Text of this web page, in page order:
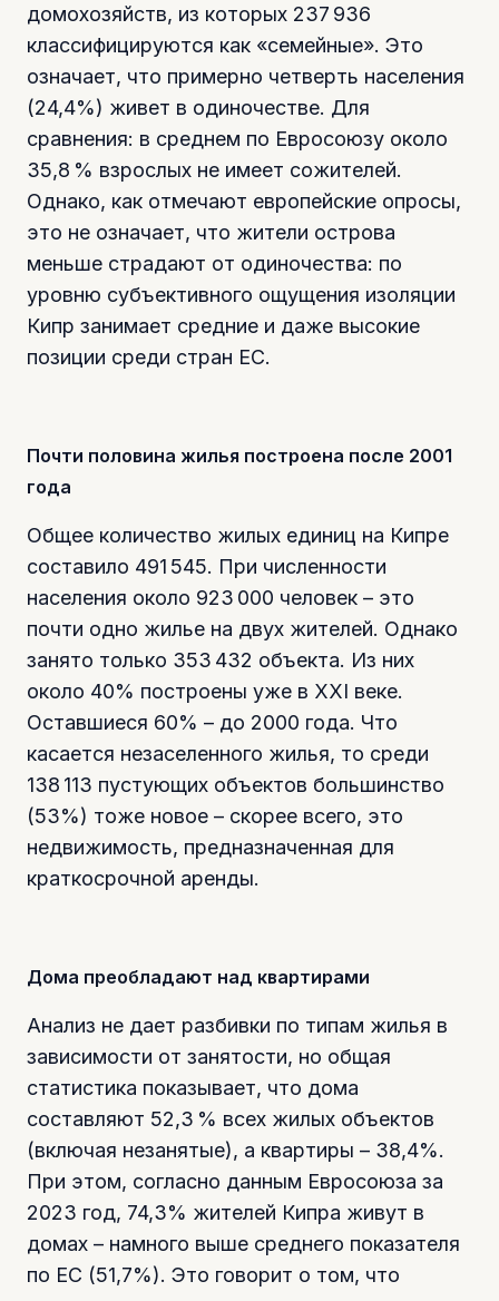
домохозяйств, из которых 237 936
классифицируются как «семейные». Это
означает, что примерно четверть населения
(24,4%) живет в одиночестве. Для
сравнения: в среднем по Евросоюзу около
35,8 % взрослых не имеет сожителей.
Однако, как отмечают европейские опросы,
это не означает, что жители острова
меньше страдают от одиночества: по
уровню субъективного ощущения изоляции
Кипр занимает средние и даже высокие
позиции среди стран ЕС.
Почти половина жилья построена после 2001
года
Общее количество жилых единиц на Кипре
составило 491 545. При численности
населения около 923 000 человек – это
почти одно жилье на двух жителей. Однако
занято только 353 432 объекта. Из них
около 40% построены уже в XXI веке.
Оставшиеся 60% – до 2000 года. Что
касается незаселенного жилья, то среди
138 113 пустующих объектов большинство
(53%) тоже новое – скорее всего, это
недвижимость, предназначенная для
краткосрочной аренды.
Дома преобладают над квартирами
Анализ не дает разбивки по типам жилья в
зависимости от занятости, но общая
статистика показывает, что дома
составляют 52,3 % всех жилых объектов
(включая незанятые), а квартиры – 38,4%.
При этом, согласно данным Евросоюза за
2023 год, 74,3% жителей Кипра живут в
домах – намного выше среднего показателя
по ЕС (51,7%). Это говорит о том, что